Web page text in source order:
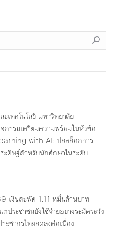
เทคโนโลยี มหาวิทยาลัย
กรรมเตรียมความพร้อมในหัวข้อ
with AI: ปลดล็อกการ
ะดิษฐ์สำหรับนักศึกษาในระดับ
เงินสะพัด 1.11 หมื่นล้านบาท
ประชาชนยังใช้จ่ายอย่างระมัดระวัง
ชากรไทยลดลงต่อเนื่อง